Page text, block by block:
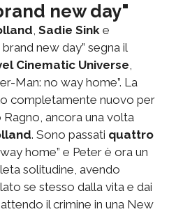
new day"
, Sadie Sink e
brand new day” segna il
Cinematic Universe,
Man: no way home”. La
completamente nuovo per
ancora una volta
. Sono passati quattro
home” e Peter è ora un
solitudine, avendo
se stesso dalla vita e dai
il crimine in una New